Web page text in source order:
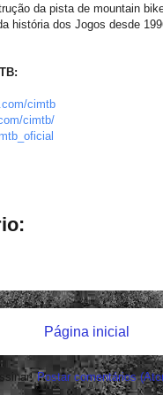
da pista de mountain
história dos Jogos desde
cimtb
cimtb/
oficial
Página inicial
Postar comentários